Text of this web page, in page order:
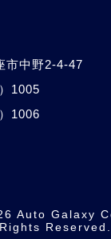
市中野2-4-47
1005
1006
Auto Galaxy
Reserved.